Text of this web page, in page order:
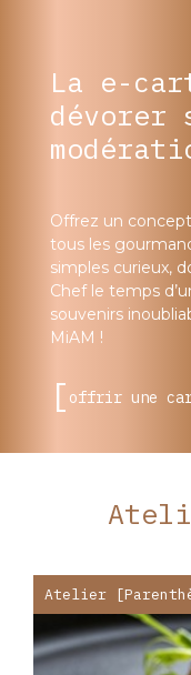
La e-
dévorer
Offrez un
tous les
simples curieux,
Chef le temps
souvenirs
MiAM !
offrir une
Atelier